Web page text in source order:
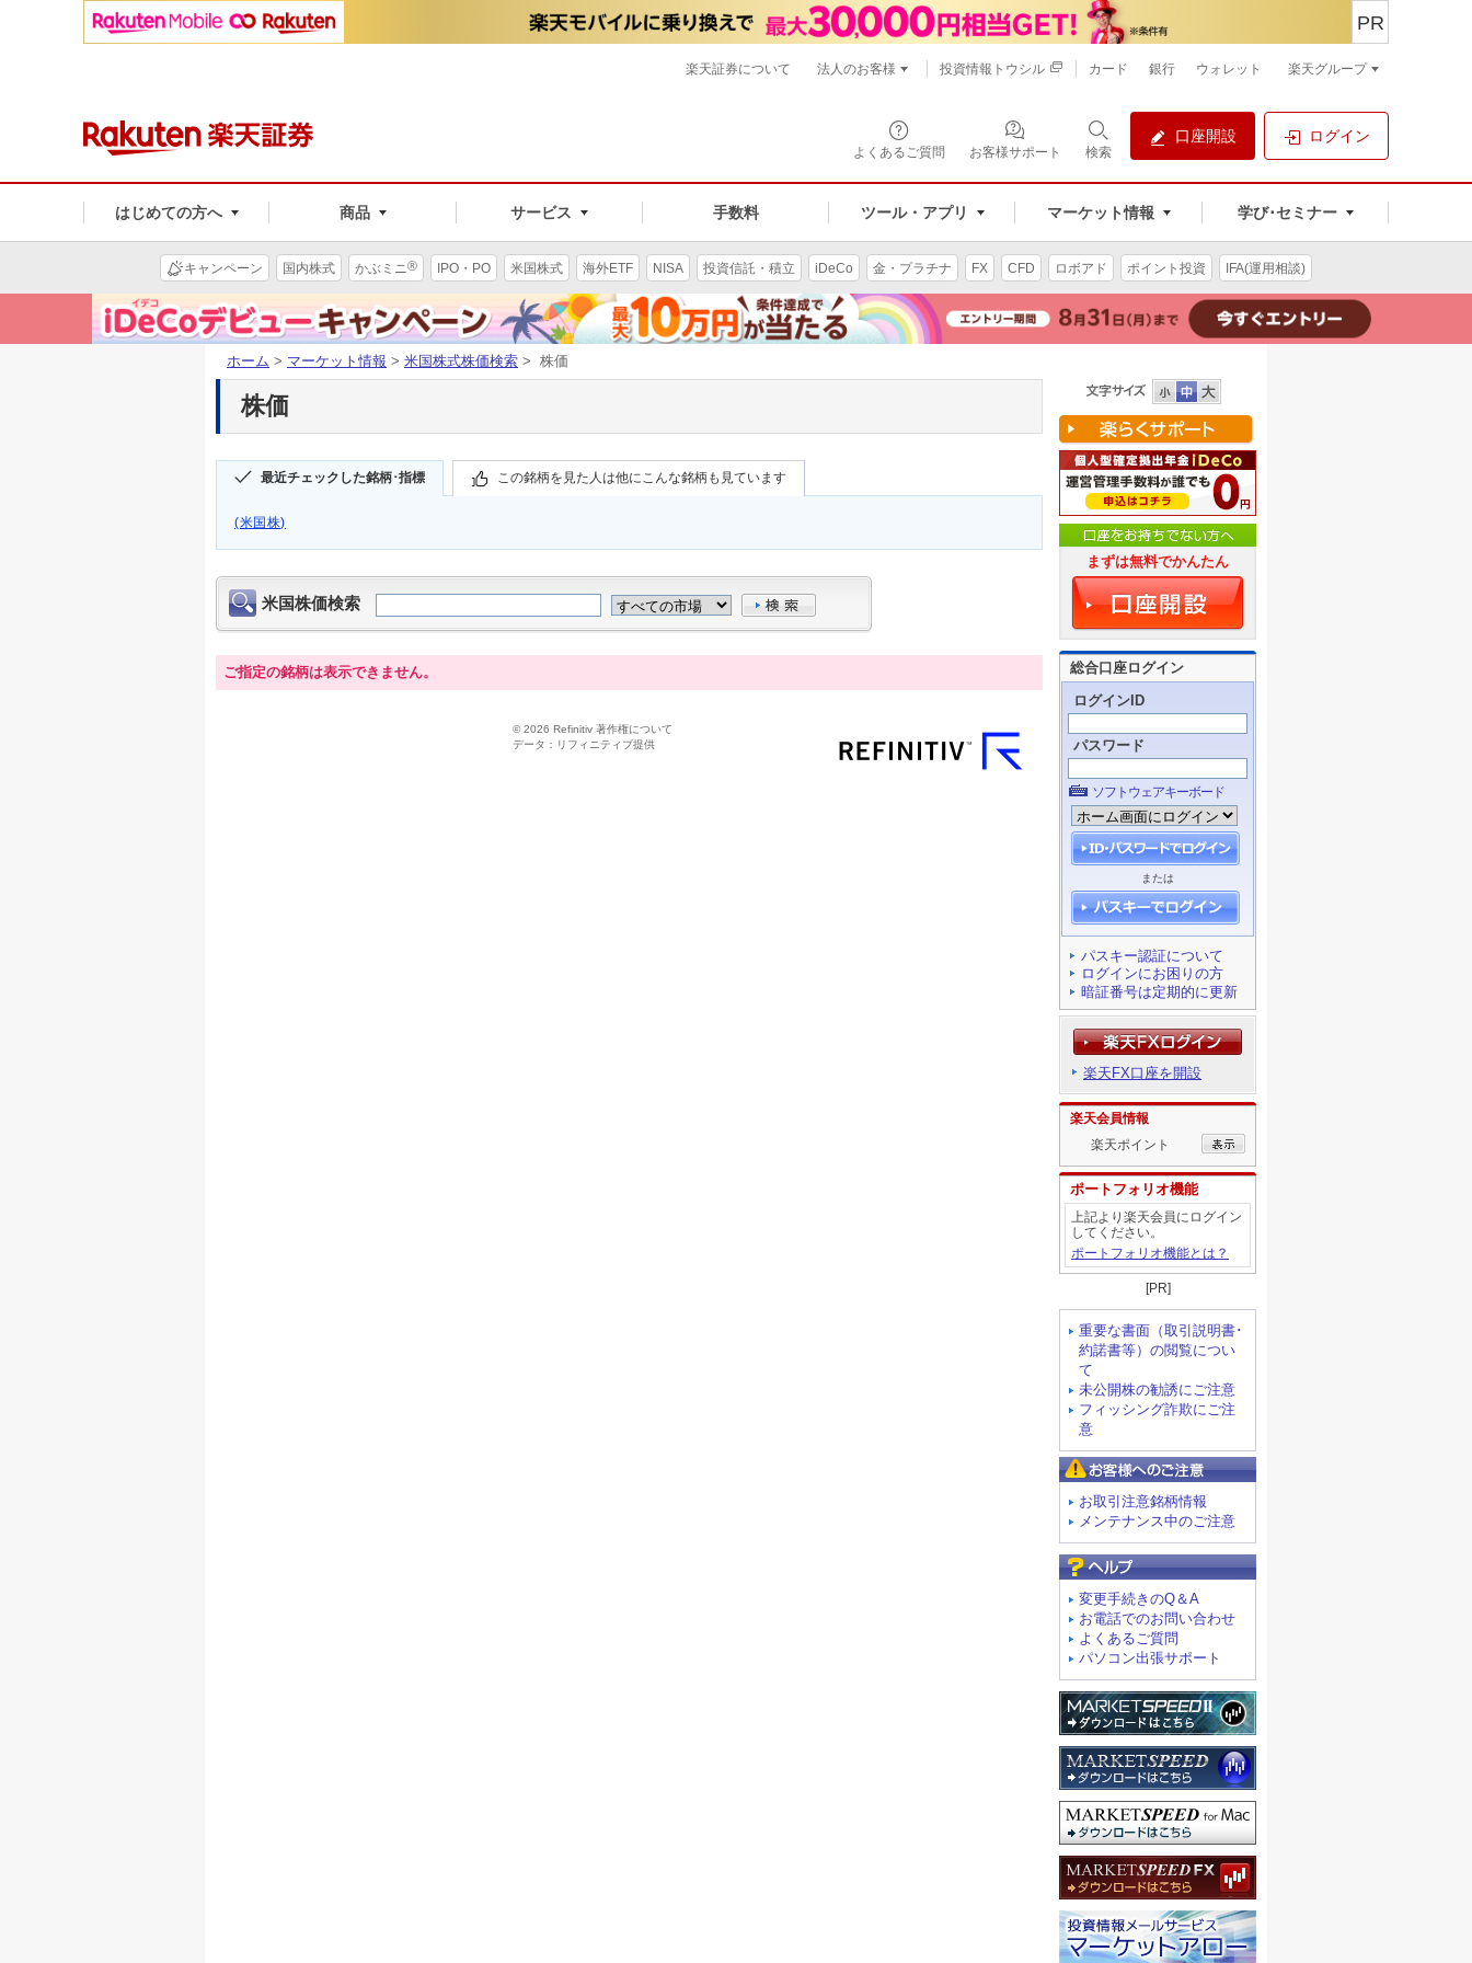
よくあるご質問 お客様サポート 検索
口座開設 ログイン
はじめての方へ 商品 サービス 手数料 ツール・アプリ マーケット情報 学び･セミナー
PR
楽天証券について 法人のお客様 投資情報トウシル カード 銀行 ウォレット 楽天グループ
キャンペーン 国内株式 かぶミニ® IPO・PO 米国株式 海外ETF NISA 投資信託・積立 iDeCo 金・プラチナ FX CFD ロボアド ポイント投資 IFA(運用相談)
ホーム > マーケット情報 > 米国株式株価検索 > 株価
株価
最近チェックした銘柄･指標 この銘柄を見た人は他にこんな銘柄も見ています
(米国株)
まずは無料でかんたん
総合口座ログイン
ログインID
パスワード
ソフトウェアキーボード
または
パスキー認証について
ログインにお困りの方
暗証番号は定期的に更新
楽天FX口座を開設
楽天会員情報
楽天ポイント
ポートフォリオ機能
上記より楽天会員にログイン
してください。
ポートフォリオ機能とは？
[PR]
重要な書面（取引説明書･
約諾書等）の閲覧につい
て
未公開株の勧誘にご注意
フィッシング詐欺にご注
意
お取引注意銘柄情報
メンテナンス中のご注意
変更手続きのQ＆A
お電話でのお問い合わせ
よくあるご質問
パソコン出張サポート